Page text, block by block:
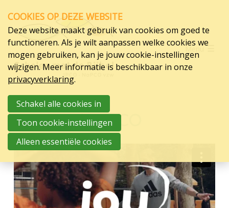
links
Jump
to
navigation
Jump
main
content
Menu
Werken bij IPCO
Scholen
Organisatie
Steun
Contact
Vacatures
Werken bij IPCO
Directie
Leerkrachten
NaPCO
COOKIES OP DEZE WEBSITE
Deze website maakt gebruik van cookies om goed te
functioneren. Als je wilt aanpassen welke cookies we
mogen gebruiken, kan je jouw cookie-instellingen
wijzigen. Meer informatie is beschikbaar in onze
privacyverklaring.
Schakel alle cookies in
Toon cookie-instellingen
Alleen essentiële cookies